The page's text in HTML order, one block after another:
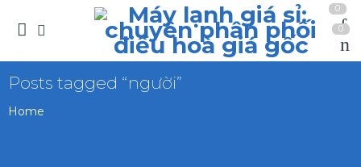
0
0
Posts tagged “người”
Home